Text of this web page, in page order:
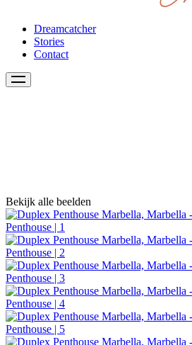
Dreamcatcher
Stories
Contact
Bekijk alle beelden